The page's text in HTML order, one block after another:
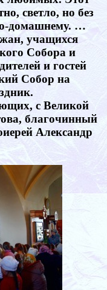
светло, но без
домашнему. …
учащихся
Собора и
и гостей
Собор на
с Великой
благочинный
Александр